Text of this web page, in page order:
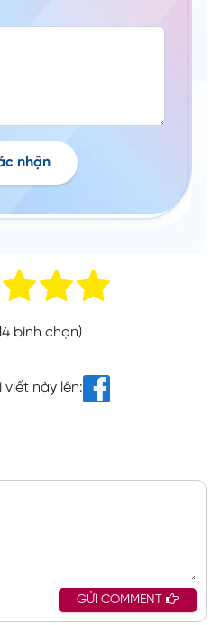
nhận
bình chọn)
viết này lên:
GỬI COMMENT